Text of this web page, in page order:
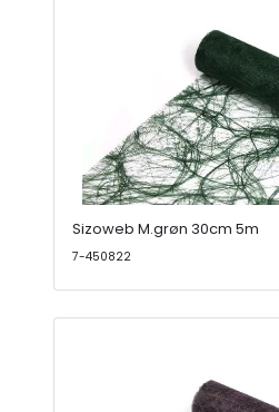
Sizoweb M.grøn 30cm 5m
7-450822